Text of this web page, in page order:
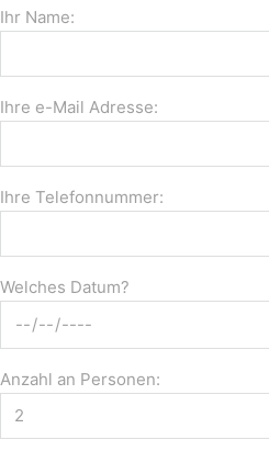
Ihr Name:
Ihre e-Mail Adresse:
Ihre Telefonnummer:
Welches Datum?
Anzahl an Personen: